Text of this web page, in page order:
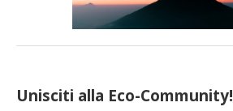
Unisciti alla Eco-Community!